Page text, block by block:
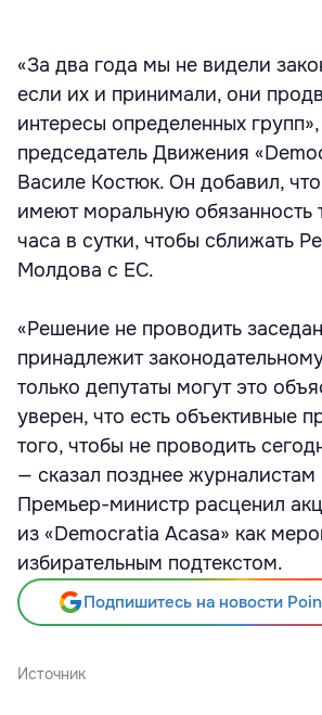
«За два года мы не видели
если их и принимали, они
интересы определенных
председатель Движения
Василе Костюк. Он добавил,
имеют моральную обязанность
часа в сутки, чтобы сближать
Молдова с ЕС.
«Решение не проводить
принадлежит
только депутаты могут это
уверен, что есть объективные
того, чтобы не проводить
— сказал позднее
Премьер-министр расценил
из «Democratia Acasa» как
избирательным подтекстом.
Подпишитесь на новости
Источник